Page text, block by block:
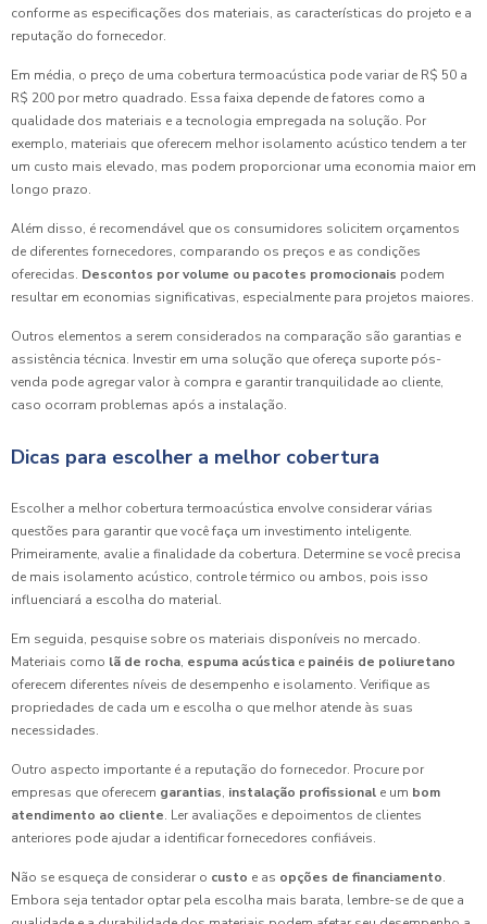
conforme as especificações dos materiais, as características do projeto e a
reputação do fornecedor.
Em média, o preço de uma cobertura termoacústica pode variar de R$ 50 a
R$ 200 por metro quadrado. Essa faixa depende de fatores como a
qualidade dos materiais e a tecnologia empregada na solução. Por
exemplo, materiais que oferecem melhor isolamento acústico tendem a ter
um custo mais elevado, mas podem proporcionar uma economia maior em
longo prazo.
Além disso, é recomendável que os consumidores solicitem orçamentos
de diferentes fornecedores, comparando os preços e as condições
oferecidas. Descontos por volume ou pacotes promocionais podem
resultar em economias significativas, especialmente para projetos maiores.
Outros elementos a serem considerados na comparação são garantias e
assistência técnica. Investir em uma solução que ofereça suporte pós-
venda pode agregar valor à compra e garantir tranquilidade ao cliente,
caso ocorram problemas após a instalação.
Dicas para escolher a melhor cobertura
Escolher a melhor cobertura termoacústica envolve considerar várias
questões para garantir que você faça um investimento inteligente.
Primeiramente, avalie a finalidade da cobertura. Determine se você precisa
de mais isolamento acústico, controle térmico ou ambos, pois isso
influenciará a escolha do material.
Em seguida, pesquise sobre os materiais disponíveis no mercado.
Materiais como lã de rocha, espuma acústica e painéis de poliuretano
oferecem diferentes níveis de desempenho e isolamento. Verifique as
propriedades de cada um e escolha o que melhor atende às suas
necessidades.
Outro aspecto importante é a reputação do fornecedor. Procure por
empresas que oferecem garantias, instalação profissional e um bom
atendimento ao cliente. Ler avaliações e depoimentos de clientes
anteriores pode ajudar a identificar fornecedores confiáveis.
Não se esqueça de considerar o custo e as opções de financiamento.
Embora seja tentador optar pela escolha mais barata, lembre-se de que a